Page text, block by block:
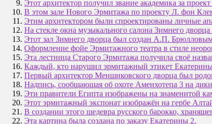
Этот архитектор получил звание академика за
В этом зале Нового Эрмитажа по проекту Л. фон
Этим архитектором были спроектированы личные
На стекле окна музыкального салона Зимнего
Этот зал Зимнего дворца был создан А.П.
Оформление фойе Эрмитажного театра в стиле
Эта лестница Старого Эрмитажа получила своё
Каждый, кто нарушил эрмитажный этикет
Первый архитектор Меншиковского дворца был
Надпись, сообщающая об охоте Аменхотепа 3 на
Эти правители Египта изображены на знаменитой
Этот эрмитажный экспонат изображён на гербе
В создании этого шедевра русского барокко,
Эта картина была создана по заказу Екатерины 2.